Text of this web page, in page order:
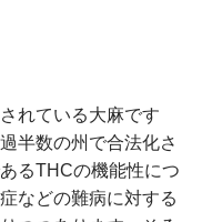
れている大麻です
半数の州で合法化さ
るTHCの機能性につ
などの難病に対する